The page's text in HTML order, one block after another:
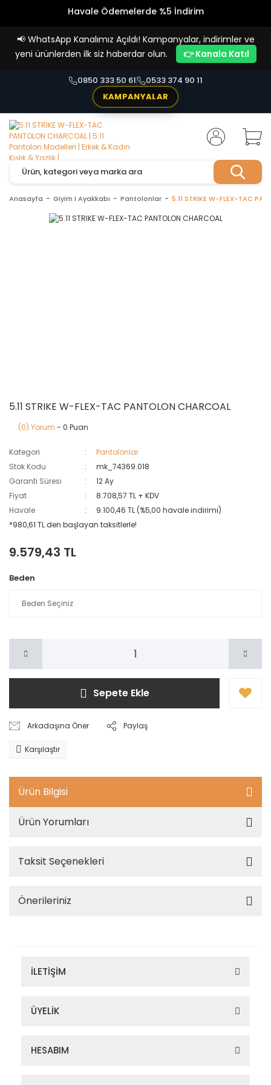
Havale Ödemelerde %5 İndirim
📢 WhatsApp Kanalımız Açıldı! Kampanyalar, indirimler ve
yeni ürünlerden ilk siz haberdar olun.
👉 Kanala Katıl
0850 333 50 61
0533 374 90 11
KAMPANYALAR
Anasayfa Giyim I Ayakkabı Pantolonlar 5.11 STRIKE W-FLEX-TAC
5.11 STRIKE W-FLEX-TAC PANTOLON CHARCOAL
(0) Yorum - 0 Puan
Kategori
Pantolonlar
Stok Kodu
mk_74369.018
Garanti Süresi
12 Ay
Fiyat
8.708,57 TL + KDV
Havale
9.100,46 TL (%5,00 havale indirimi)
*980,61 TL den başlayan taksitlerle!
9.579,43 TL
Beden
Sepete Ekle
Arkadaşına Öner Paylaş
Karşılaştır
Ürün Bilgisi
Ürün Yorumları
Taksit Seçenekleri
Önerileriniz
İLETİŞİM
ÜYELİK
HESABIM